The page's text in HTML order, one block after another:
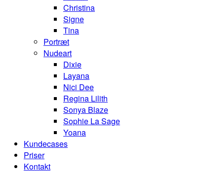
Christina
Signe
Tina
Portræt
Nudeart
Dixie
Layana
Nici Dee
Regina Lilith
Sonya Blaze
Sophie La Sage
Yoana
Kundecases
Priser
Kontakt